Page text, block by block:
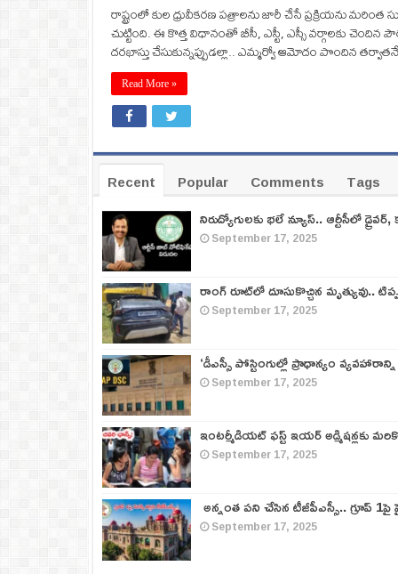
రాష్ట్రంలో కుల ధ్రువీకరణ పత్రాలను జారీ చేసే ప్రక్రియను మరింత
చుట్టింది. ఈ కొత్త విధానంతో బీసీ, ఎస్టీ, ఎస్సీ వర్గాలకు చెందిన
దరఖాస్తు చేసుకున్నప్పుడల్లా.. ఎమ్మర్వో ఆమోదం పొందిన
Read More »
Recent Popular Comments
Tags
నిరుద్యోగులకు భలే న్యూస్.. ఆర్టీసీలో
September 17, 2025
రాంగ్ రూట్‌లో దూసుకొచ్చిన మృత్యువు..
September 17, 2025
‘డీఎస్సీ పోస్టింగుల్లో ప్రాధాన్యం
September 17, 2025
ఇంటర్మీడియట్ ఫస్ట్‌ ఇయర్‌ అడ్మిషన్లకు
September 17, 2025
అన్నంత పని చేసిన టీజీపీఎస్సీ.. గ్రూప్‌
September 17, 2025